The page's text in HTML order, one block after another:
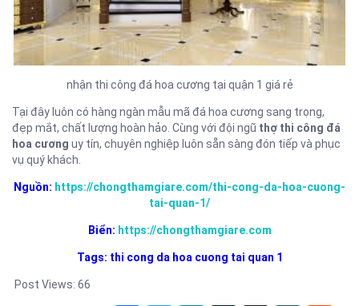
nhận thi công đá hoa cương tại quận 1 giá rẻ
Tại đây luôn có hàng ngàn mẫu mã đá hoa cương sang trọng,
đẹp mắt, chất lượng hoàn hảo. Cùng với đội ngũ thợ thi công đá
hoa cương uy tín, chuyên nghiệp luôn sẵn sàng đón tiếp và phục
vụ quý khách.
Nguồn: https://chongthamgiare.com/thi-cong-da-hoa-cuong-
tai-quan-1/
Biển: https://chongthamgiare.com
Tags: thi cong da hoa cuong tai quan 1
Post Views: 66